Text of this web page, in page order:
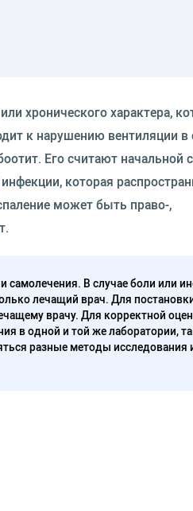
хронического характера,
к нарушению вентиляции
Его считают начальной
которая
может быть право-,
самолечения. В случае боли или
лечащий врач. Для
врачу. Для корректной
в одной и той же лаборатории,
разные методы исследования